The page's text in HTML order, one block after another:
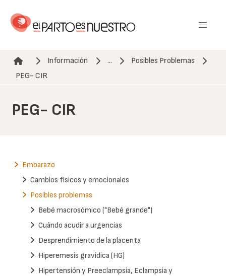
contenido
Ruta de navegación
Información ...
Posibles Problemas
PEG- CIR
PEG- CIR
Embarazo
Cambios físicos y emocionales
Posibles problemas
Bebé macrosómico ("Bebé grande")
Cuándo acudir a urgencias
Desprendimiento de la placenta
Hiperemesis gravídica (HG)
Hipertensión y Preeclampsia, Eclampsia y